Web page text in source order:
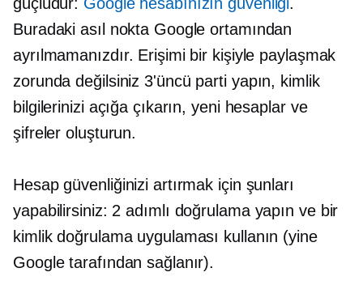
Buradaki asıl nokta Google ortamından
ayrılmamanızdır. Erişimi bir kişiyle paylaşmak
zorunda değilsiniz3'üncü parti yapın, kimlik
bilgilerinizi açığa çıkarın, yeni hesaplar ve
şifreler oluşturun.
Hesap güvenliğinizi artırmak için şunları
yapabilirsiniz: 2 adımlı doğrulama yapın ve bir
kimlik doğrulama uygulaması kullanın (yine
Google tarafından sağlanır).